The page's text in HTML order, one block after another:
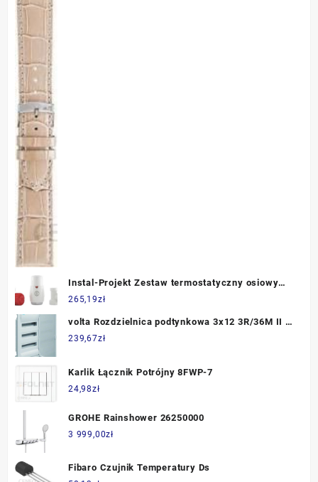
Instal-Projekt Zestaw termostatyczny osiowy
prawy biały 612100166VT
265,19zł
volta Rozdzielnica podtynkowa 3x12 3R/36M II kl
IP30 QC (VU36AT)
239,67zł
Karlik Łącznik Potrójny 8FWP-7
24,98zł
GROHE Rainshower 26250000
3 999,00zł
Fibaro Czujnik Temperatury Ds